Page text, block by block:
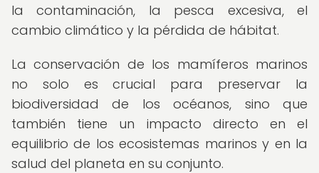
la contaminación, la pesca excesiva, el
cambio climático y la pérdida de hábitat.
La conservación de los mamíferos marinos
no solo es crucial para preservar la
biodiversidad de los océanos, sino que
también tiene un impacto directo en el
equilibrio de los ecosistemas marinos y en la
salud del planeta en su conjunto.